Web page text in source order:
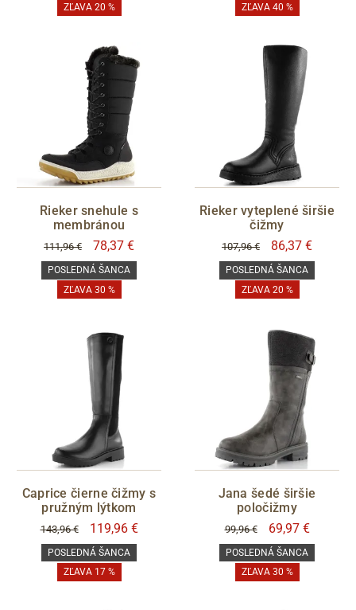
ZĽAVA 20 % ZĽAVA 40 %
Rieker snehule s
membránou
111,96 € 78,37 €
POSLEDNÁ ŠANCA
ZĽAVA 30 %
Rieker vyteplené širšie
čižmy
107,96 € 86,37 €
POSLEDNÁ ŠANCA
ZĽAVA 20 %
Caprice čierne čižmy s
pružným lýtkom
143,96 € 119,96 €
POSLEDNÁ ŠANCA
ZĽAVA 17 %
Jana šedé širšie
poločižmy
99,96 € 69,97 €
POSLEDNÁ ŠANCA
ZĽAVA 30 %